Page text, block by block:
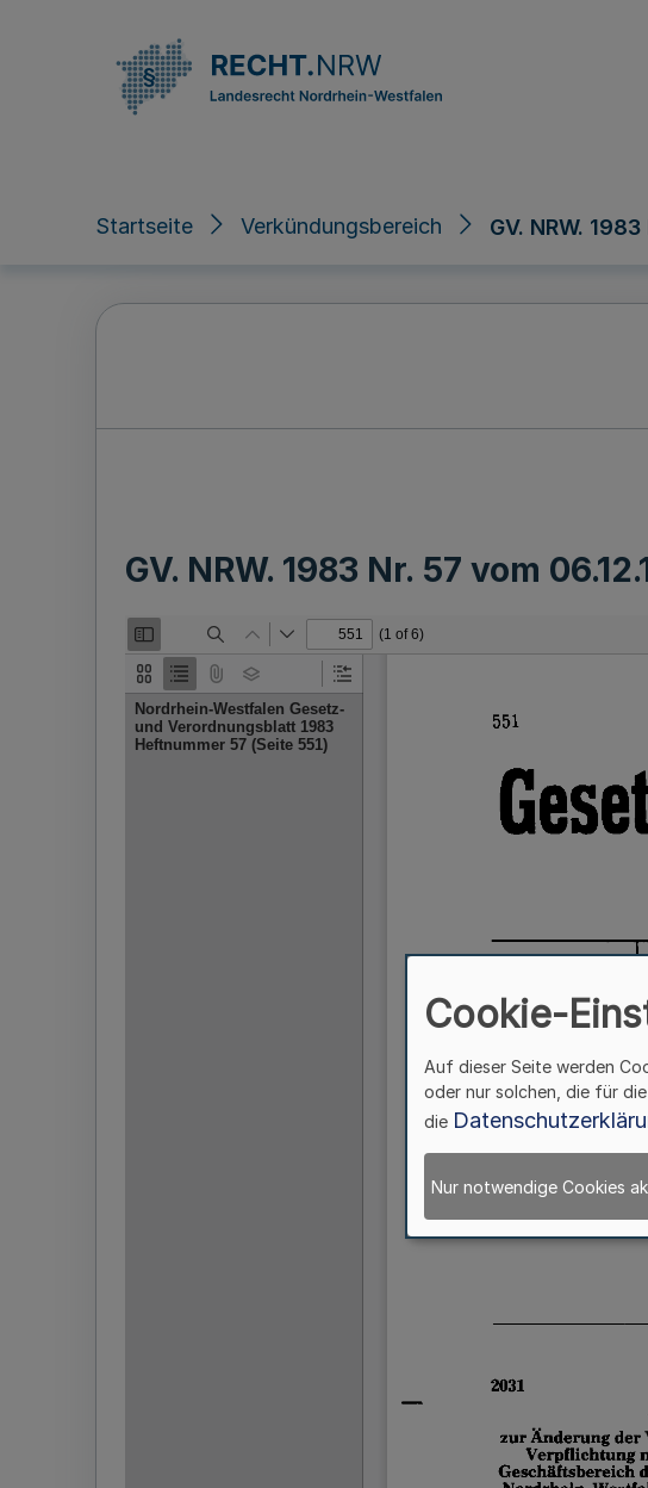
Startseite Verkündungsbereich GV. NRW.
GV. NRW. 1983 Nr. 57 vom
Cookie-
Auf dieser Seite werden
oder nur solchen, die für
die
Nur notwendige Cookies